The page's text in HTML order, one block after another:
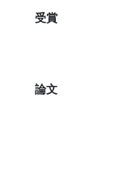
受賞
論文